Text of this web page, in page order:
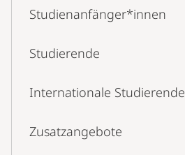
Studienanfänger*innen
Studierende
Internationale Studierende
Zusatzangebote